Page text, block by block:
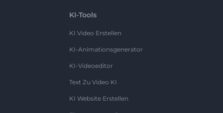
KI-Tools
KI Video Erstellen
KI-Animationsgenerator
KI-Videoeditor
Text Zu Video KI
KI Website Erstellen